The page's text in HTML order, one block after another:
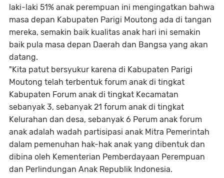
laki-laki 51% anak perempuan ini mengingatkan bahwa
masa depan Kabupaten Parigi Moutong ada di tangan
mereka, semakin baik kualitas anak hari ini semakin
baik pula masa depan Daerah dan Bangsa yang akan
datang.
"Kita patut bersyukur karena di Kabupaten Parigi
Moutong telah terbentuk forum anak di tingkat
Kabupaten Forum anak di tingkat Kecamatan
sebanyak 3, sebanyak 21 forum anak di tingkat
Kelurahan dan desa, sebanyak 6 Perum anak forum
anak adalah wadah partisipasi anak Mitra Pemerintah
dalam pemenuhan hak-hak anak yang dibentuk dan
dibina oleh Kementerian Pemberdayaan Perempuan
dan Perlindungan Anak Republik Indonesia.